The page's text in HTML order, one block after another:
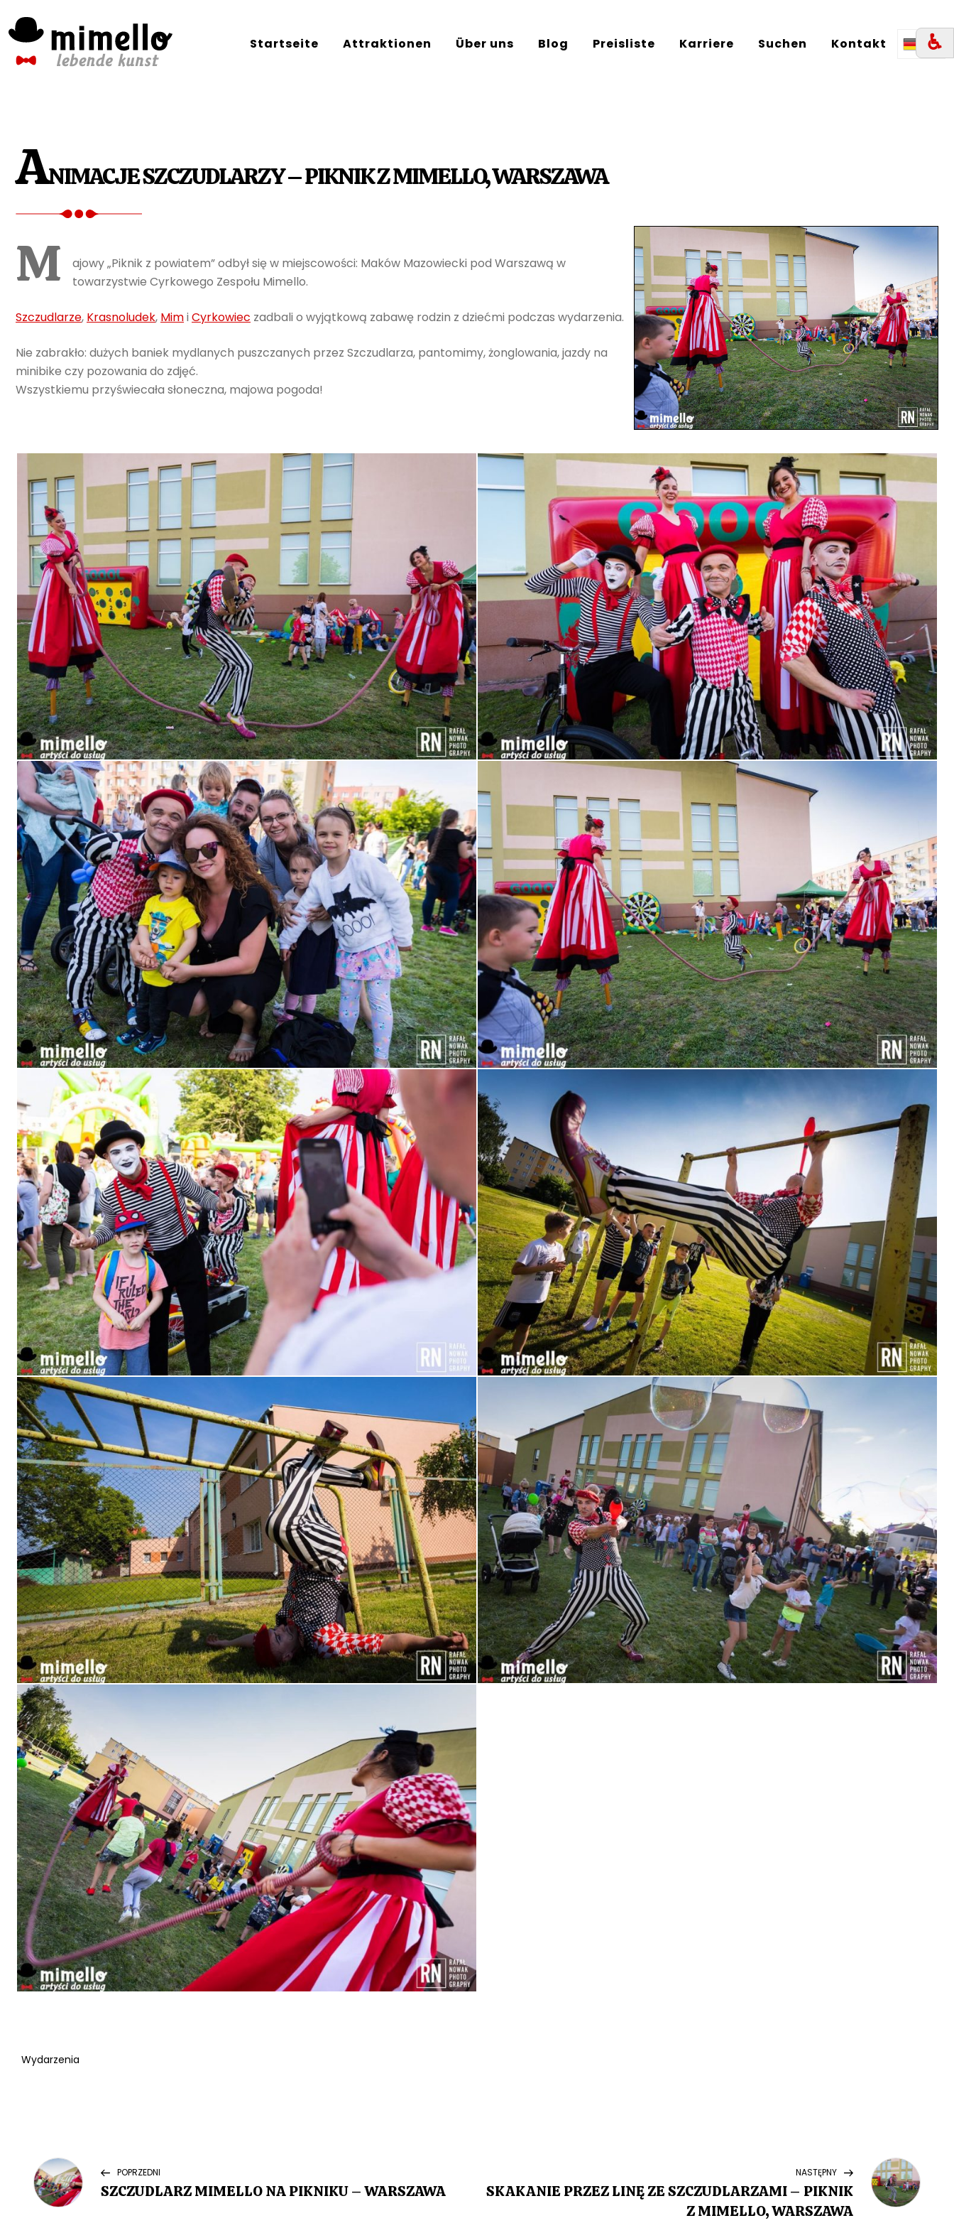
♿︎
to
content
DE
Startseite Attraktionen Über uns Blog Preisliste Karriere Suchen Kontakt
ANIMACJE SZCZUDLARZY – PIKNIK Z MIMELLO, WARSZAWA
M
ajowy „Piknik z powiatem” odbył się w miejscowości: Maków Mazowiecki pod Warszawą w
towarzystwie Cyrkowego Zespołu Mimello.
Szczudlarze, Krasnoludek, Mimi Cyrkowiec zadbali o wyjątkową zabawę rodzin z dziećmi podczas wydarzenia.
Nie zabrakło: dużych baniek mydlanych puszczanych przez Szczudlarza, pantomimy, żonglowania, jazdy na
minibike czy pozowania do zdjęć.
Wszystkiemu przyświecała słoneczna, majowa pogoda!
Wydarzenia
N
a
Previous
Post
POPRZEDNI
SZCZUDLARZ MIMELLO NA PIKNIKU – WARSZAWA
Post
NASTĘPNY
SKAKANIE PRZEZ LINĘ ZE SZCZUDLARZAMI – PIKNIK
Z MIMELLO, WARSZAWA